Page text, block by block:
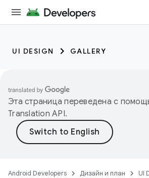
UI DESIGN GALLERY
Эта страница переведена с
Translation API.
Android Developers Дизайн и план UI